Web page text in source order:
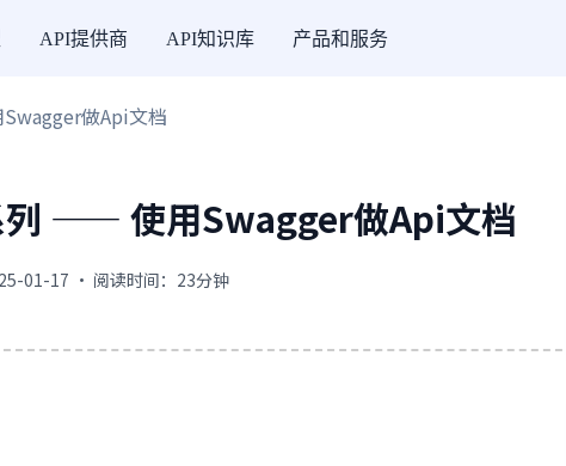
API提供商 API知识库 产品和服务
做Api文档
—— 使用Swagger做Api文档
01-17 · 阅读时间：23分钟